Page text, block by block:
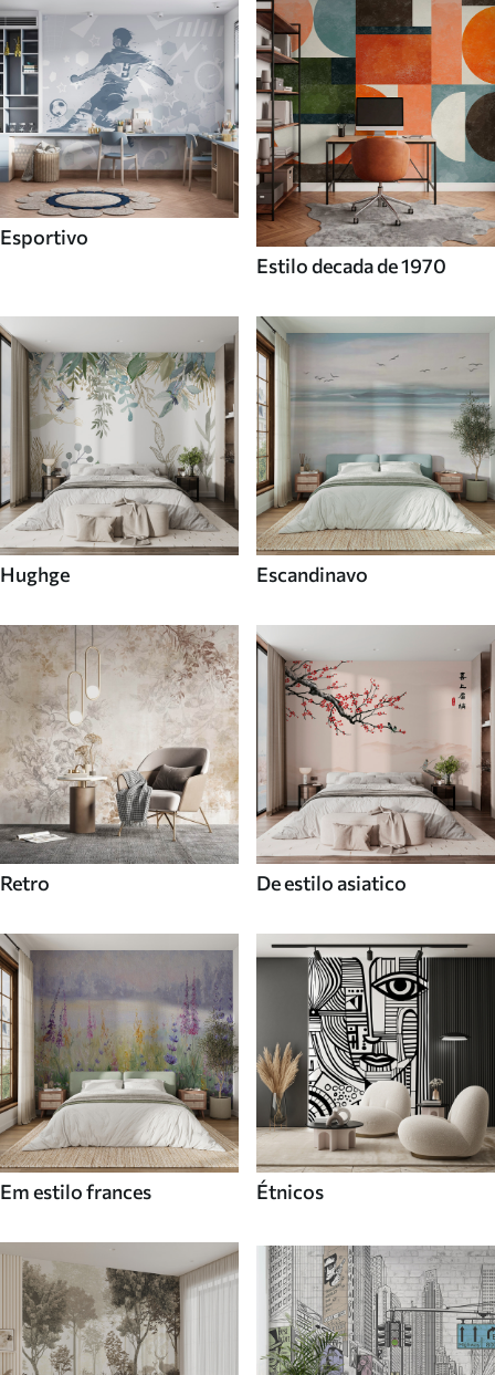
Esportivo
Estilo decada de 1970
Hughge Escandinavo
Retro De estilo asiatico
Em estilo frances Étnicos